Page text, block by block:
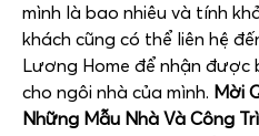
mình là bao nhiêu và tính
khách cũng có thể liên hệ
Lương Home để nhận được
cho ngôi nhà của mình. Mời
Những Mẫu Nhà Và Công